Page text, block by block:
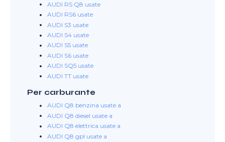
AUDI RS Q8 usate
AUDI RS6 usate
AUDI S3 usate
AUDI S4 usate
AUDI S5 usate
AUDI S6 usate
AUDI SQ5 usate
AUDI TT usate
Per carburante
AUDI Q8 benzina usate a
AUDI Q8 diesel usate a
AUDI Q8 elettrica usate a
AUDI Q8 gpl usate a